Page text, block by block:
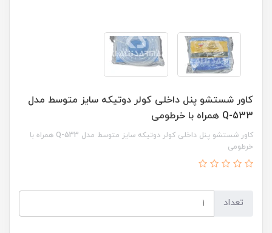
کاور شستشو پنل داخلی کولر دوتیکه سایز متوسط مدل
Q-533 همراه با خرطومی
کاور شستشو پنل داخلی کولر دوتیکه سایز متوسط مدل Q-533 همراه با
خرطومی
تعداد